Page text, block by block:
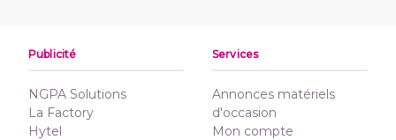
Publicité
NGPA Solutions
La Factory
Hytel
Services
Annonces matériels
d'occasion
Mon compte